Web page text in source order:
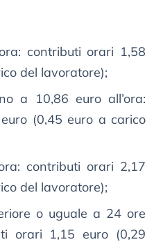
contributi orari 1,58
del lavoratore);
a 10,86 euro all’ora:
(0,45 euro a carico
contributi orari 2,17
del lavoratore);
o uguale a 24 ore
orari 1,15 euro (0,29